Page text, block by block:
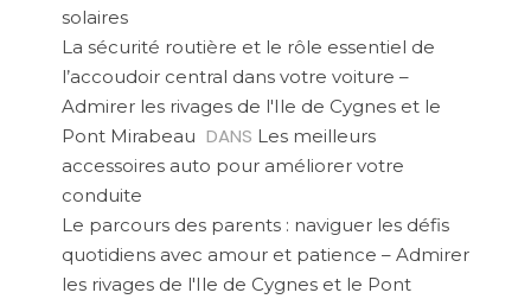
solaires
La sécurité routière et le rôle essentiel de
l’accoudoir central dans votre voiture –
Admirer les rivages de l'Ile de Cygnes et le
Pont Mirabeau DANS Les meilleurs
accessoires auto pour améliorer votre
conduite
Le parcours des parents : naviguer les défis
quotidiens avec amour et patience – Admirer
les rivages de l'Ile de Cygnes et le Pont